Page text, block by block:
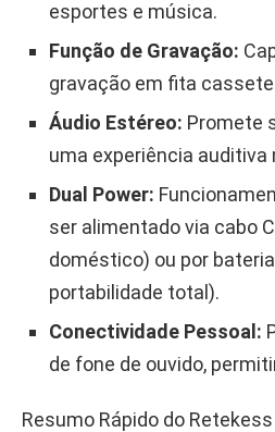
esportes e música.
Função de Gravação:
gravação em fita
Áudio Estéreo: Promete
uma experiência auditiva
Dual Power:
ser alimentado via cabo
doméstico) ou por
portabilidade total).
Conectividade Pessoal:
de fone de ouvido,
Resumo Rápido do Retekess